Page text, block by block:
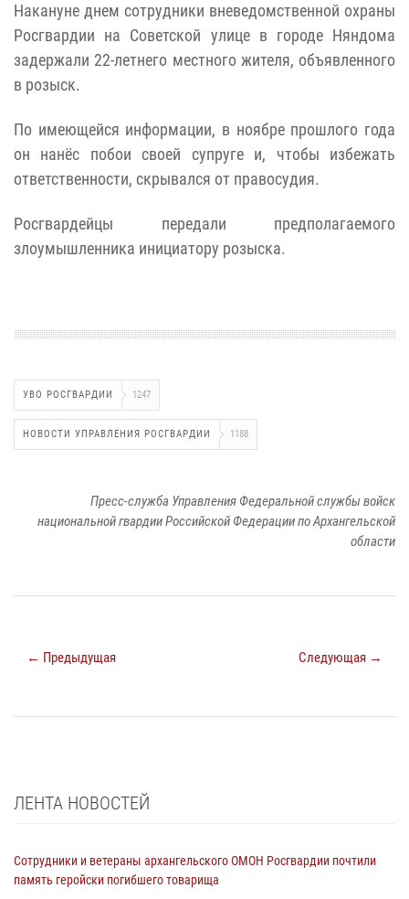
Накануне днем сотрудники вневедомственной охраны
Росгвардии на Советской улице в городе Няндома
задержали 22-летнего местного жителя, объявленного
в розыск.
По имеющейся информации, в ноябре прошлого года
он нанёс побои своей супруге и, чтобы избежать
ответственности, скрывался от правосудия.
Росгвардейцы передали предполагаемого
злоумышленника инициатору розыска.
УВО РОСГВАРДИИ 1247
НОВОСТИ УПРАВЛЕНИЯ РОСГВАРДИИ 1188
Пресс-служба Управления Федеральной службы войск
национальной гвардии Российской Федерации по Архангельской
области
← Предыдущая Следующая →
ЛЕНТА НОВОСТЕЙ
Сотрудники и ветераны архангельского ОМОН Росгвардии почтили
память геройски погибшего товарища